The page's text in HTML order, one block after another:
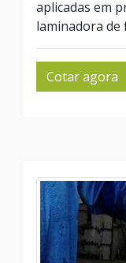
aplicadas em
laminadora de
Cotar agora